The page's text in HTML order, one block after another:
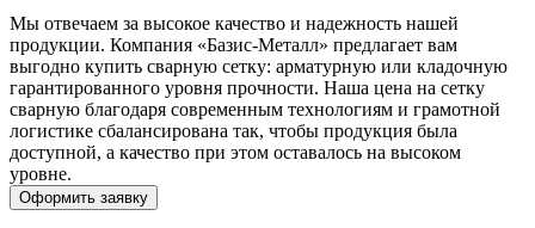
Мы отвечаем за высокое качество и надежность нашей
продукции. Компания «Базис-Металл» предлагает вам
выгодно купить сварную сетку: арматурную или кладочную
гарантированного уровня прочности. Наша цена на сетку
сварную благодаря современным технологиям и грамотной
логистике сбалансирована так, чтобы продукция была
доступной, а качество при этом оставалось на высоком
уровне.
Оформить заявку